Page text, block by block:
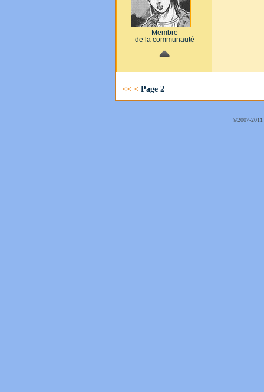
Membre
de la communauté
<< < Page 2
©2007-